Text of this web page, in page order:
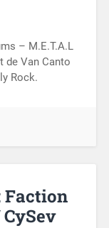
– M.E.T.A.L
de Van Canto
Rock.
Faction